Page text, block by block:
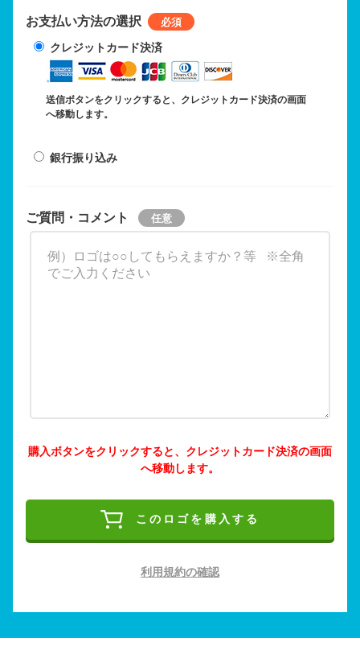
お支払い方法の選択
クレジットカード決済
送信ボタンをクリックすると、クレジットカード決済の画面
へ移動します。
銀行振り込み
ご質問・コメント
購入ボタンをクリックすると、クレジットカード決済の画面
へ移動します。
このロゴを購入する
利用規約の確認